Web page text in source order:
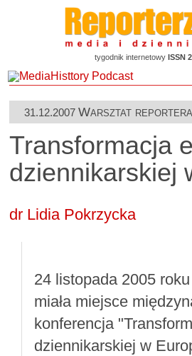
tygodnik internetowy ISSN
31.12.2007Warsztat reportera
Transformacja
dziennikarskiej
dr Lidia Pokrzycka
24 listopada 2005
miała miejsce
konferencja
dziennikarskiej w